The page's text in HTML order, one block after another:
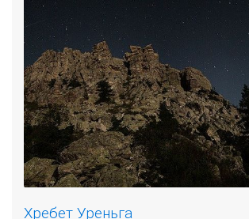
Хребет Уреньга